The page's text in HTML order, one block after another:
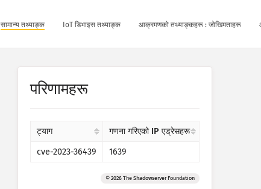
सामान्य तथ्याङ्क IoT डिभाइस तथ्याङ्क आक्रमणको तथ्याङ्कहरू : जोखिमताहरू
परिणामहरू
ट्याग
गणना गरिएको IP एड्रेसहरू
cve-2023-36439
1639
© 2026 The Shadowserver Foundation